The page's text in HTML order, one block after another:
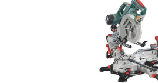
ВХОД ИЛИ РЕГИСТРАЦИЯ
ЗАКАЗАТЬ ЗАПЧАСТЬ
+7 (911) 360-06-14 | +7 (8112) 59-